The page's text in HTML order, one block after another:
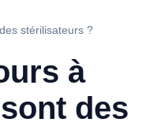
stérilisateurs ?
à
des